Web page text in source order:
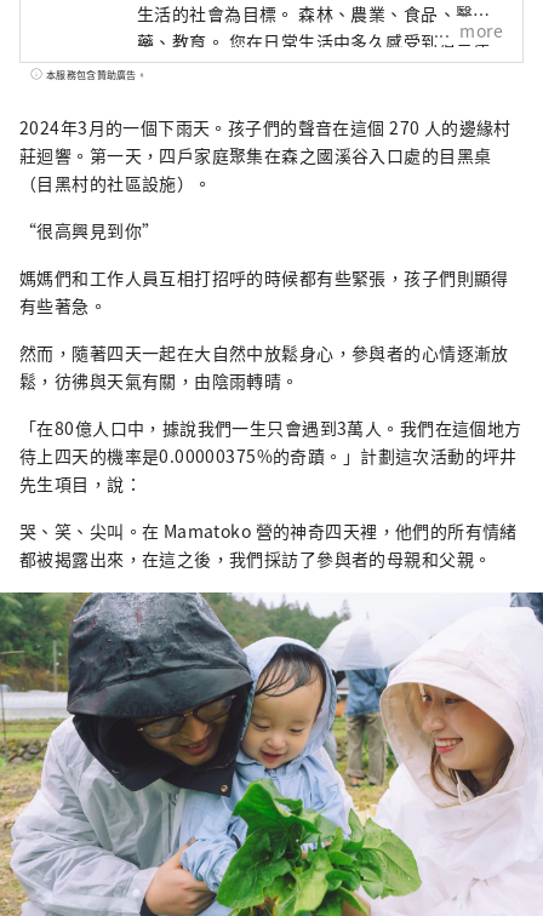
生活的社會為目標。 森林、農業、食品、醫
藥、教育。 您在日常生活中多久感受到這些連
結？在森之國山谷，您可以在我們的活動中感
壤、自由生長的蔬菜和人類。一切事物都是相
互連結、相互關聯的，並且圍繞著生活而旋
轉。我們將透過我們的「Ametsuchi no
more
本服務包含贊助廣告。
2024年3月的一個下雨天。孩子們的聲音在這個 270 人的邊緣村
莊迴響。第一天，四戶家庭聚集在森之國溪谷入口處的目黑桌
（目黑村的社區設施）。
“很高興見到你”
媽媽們和工作人員互相打招呼的時候都有些緊張，孩子們則顯得
有些著急。
然而，隨著四天一起在大自然中放鬆身心，參與者的心情逐漸放
鬆，彷彿與天氣有關，由陰雨轉晴。
「在80億人口中，據說我們一生只會遇到3萬人。我們在這個地方
待上四天的機率是0.00000375%的奇蹟。」計劃這次活動的坪井
先生項目，說：
哭、笑、尖叫。在 Mamatoko 營的神奇四天裡，他們的所有情緒
都被揭露出來，在這之後，我們採訪了參與者的母親和父親。